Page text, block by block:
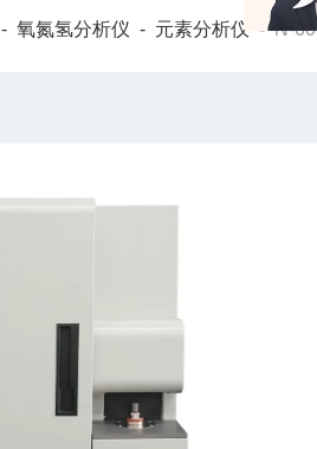
-氧氮氢分析仪 - 元素分析仪 -N-